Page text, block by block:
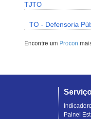
TJTO
TO - Defensoria
Encontre um Procon
Painel